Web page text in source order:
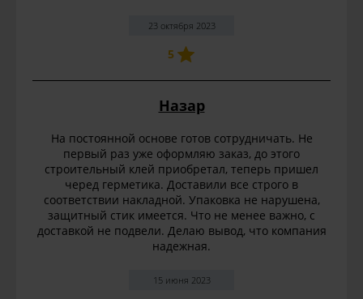
23 октября 2023
5
Назар
На постоянной основе готов сотрудничать. Не
первый раз уже оформляю заказ, до этого
строительный клей приобретал, теперь пришел
черед герметика. Доставили все строго в
соответствии накладной. Упаковка не нарушена,
защитный стик имеется. Что не менее важно, с
доставкой не подвели. Делаю вывод, что компания
надежная.
15 июня 2023